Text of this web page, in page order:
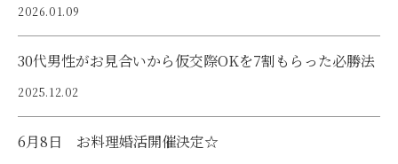
2026.01.09
30代男性がお見合いから仮交際OKを7割もらった必勝法
2025.12.02
6月8日 お料理婚活開催決定☆